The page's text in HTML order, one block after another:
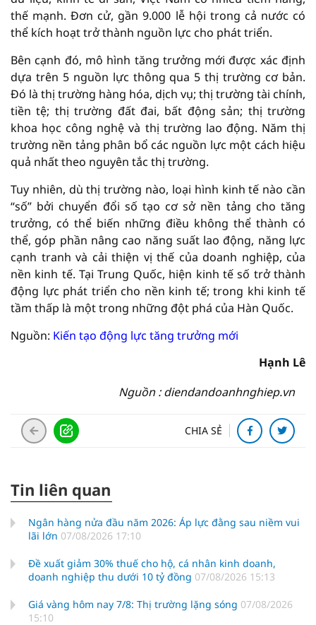
thế mạnh. Đơn cử, gần 9.000 lễ hội trong cả nước có
thể kích hoạt trở thành nguồn lực cho phát triển.
Bên cạnh đó, mô hình tăng trưởng mới được xác định
dựa trên 5 nguồn lực thông qua 5 thị trường cơ bản.
Đó là thị trường hàng hóa, dịch vụ; thị trường tài chính,
tiền tệ; thị trường đất đai, bất động sản; thị trường
khoa học công nghệ và thị trường lao động. Năm thị
trường nền tảng phân bổ các nguồn lực một cách hiệu
quả nhất theo nguyên tắc thị trường.
Tuy nhiên, dù thị trường nào, loại hình kinh tế nào cần
“số” bởi chuyển đổi số tạo cơ sở nền tảng cho tăng
trưởng, có thể biến những điều không thể thành có
thể, góp phần nâng cao năng suất lao động, năng lực
cạnh tranh và cải thiện vị thế của doanh nghiệp, của
nền kinh tế. Tại Trung Quốc, hiện kinh tế số trở thành
động lực phát triển cho nền kinh tế; trong khi kinh tế
tầm thấp là một trong những đột phá của Hàn Quốc.
Nguồn: Kiến tạo động lực tăng trưởng mới
Hạnh Lê
Nguồn : diendandoanhnghiep.vn
CHIA SẺ
Tin liên quan
Ngân hàng nửa đầu năm 2026: Áp lực đằng sau niềm vui
lãi lớn 07/08/2026 17:10
Đề xuất giảm 30% thuế cho hộ, cá nhân kinh doanh,
doanh nghiệp thu dưới 10 tỷ đồng 07/08/2026 15:13
Giá vàng hôm nay 7/8: Thị trường lặng sóng 07/08/2026
15:10